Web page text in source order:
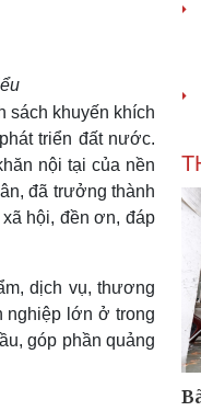
sách khuyến khích
triển đất nước.
nội tại của nền
đã trưởng thành
hội, đền ơn, đáp
dịch vụ, thương
nghiệp lớn ở trong
góp phần quảng